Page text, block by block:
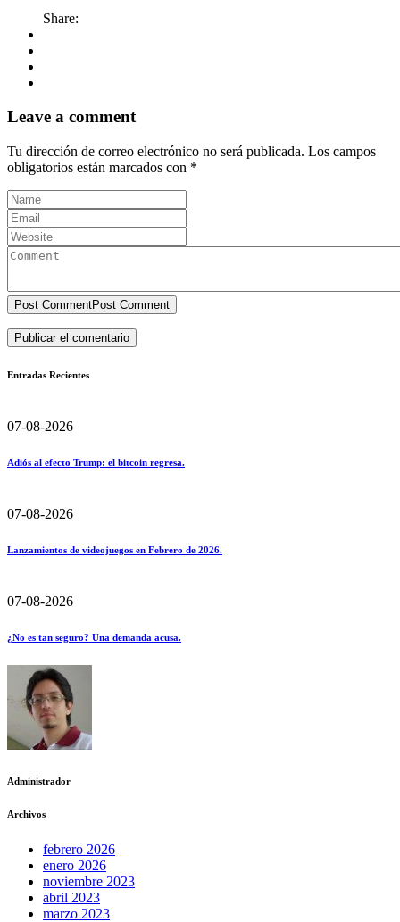
Share:
Leave a comment
Tu dirección de correo electrónico no será publicada. Los campos
obligatorios están marcados con *
Post CommentPost Comment
Entradas Recientes
07-08-2026
Adiós al efecto Trump: el bitcoin regresa.
07-08-2026
Lanzamientos de videojuegos en Febrero de 2026.
07-08-2026
¿No es tan seguro? Una demanda acusa.
Administrador
Archivos
febrero 2026
enero 2026
noviembre 2023
abril 2023
marzo 2023